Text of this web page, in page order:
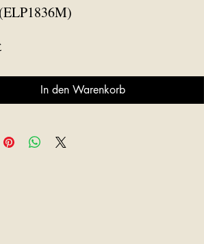
Preis
In den Warenkorb